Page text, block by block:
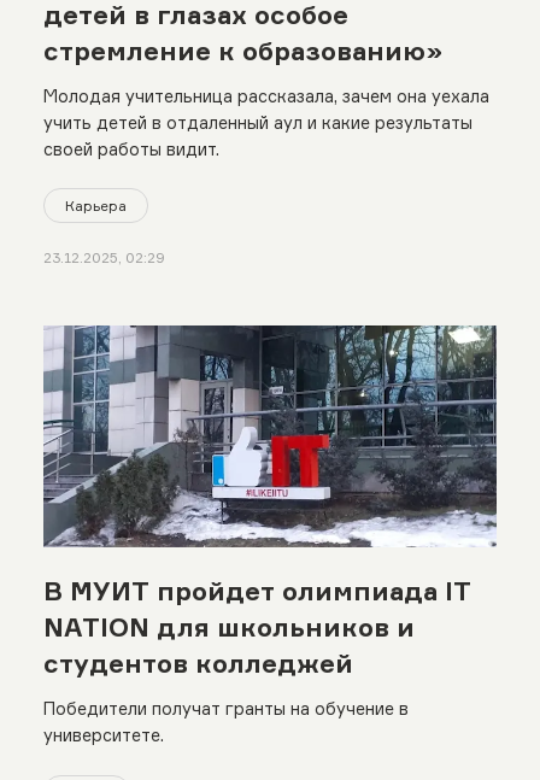
детей в глазах особое
стремление к образованию»
Молодая учительница рассказала, зачем она уехала
учить детей в отдаленный аул и какие результаты
своей работы видит.
Карьера
23.12.2025, 02:29
В МУИТ пройдет олимпиада IT
NATION для школьников и
студентов колледжей
Победители получат гранты на обучение в
университете.